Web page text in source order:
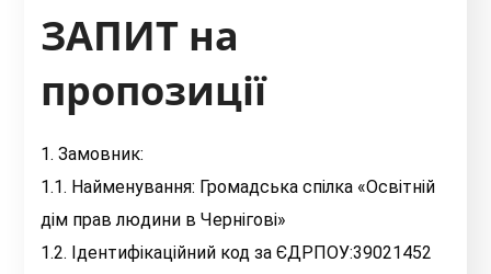
ЗАПИТ на
пропозиції
1. Замовник:
1.1. Найменування: Громадська спілка «Освітній
дім прав людини в Чернігові»
1.2. Ідентифікаційний код за ЄДРПОУ:39021452